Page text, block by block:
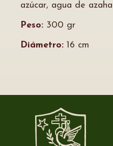
azúcar, agua de
Peso: 300 gr
Diámetro: 16 cm